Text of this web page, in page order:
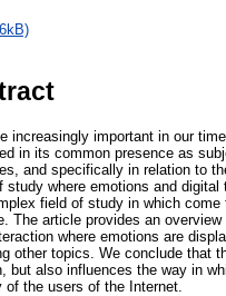
increasingly important in our
in its common presence as
and specifically in relation to
study where emotions and
field of study in which
The article provides an
where emotions are
other topics. We conclude that
but also influences the way in
the users of the Internet.